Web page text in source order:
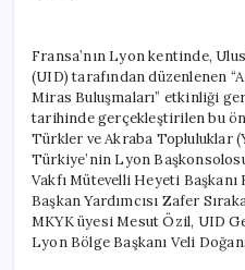
Fransa’nın Lyon kentinde,
(UID) tarafından düzenlenen
Miras Buluşmaları” etkinliği
tarihinde gerçekleştirilen bu
Türkler ve Akraba Topluluklar
Türkiye’nin Lyon
Vakfı Mütevelli Heyeti
Başkan Yardımcısı Zafer
MKYK üyesi Mesut Özil, UID
Lyon Bölge Başkanı Veli